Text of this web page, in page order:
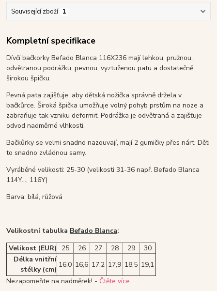
Související zboží 1
Kompletní specifikace
Dívčí bačkorky Befado Blanca 116X236 mají lehkou, pružnou,
odvětranou podrážku, pevnou, vyztuženou patu a dostatečně
širokou špičku.
Pevná pata zajišťuje, aby dětská nožička správně držela v
bačkůrce. Široká špička umožňuje volný pohyb prstům na noze a
zabraňuje tak vzniku deformit. Podrážka je odvětraná a zajišťuje
odvod nadměrné vlhkosti.
Bačkůrky se velmi snadno nazouvají, mají 2 gumičky přes nárt. Děti
to snadno zvládnou samy.
Vyráběné velikosti: 25-30 (velikosti 31-36 např. Befado Blanca
114Y..., 116Y)
Barva: bílá, růžová
Velikostní tabulka Befado Blanca:
Velikost (EUR)
25 26 27 28 29
30
Délka vnitřní
stélky (cm)
16,0 16,6 17,2 17,9 18,5 19,1
Nezapomeňte na nadměrek! - Čtěte více.